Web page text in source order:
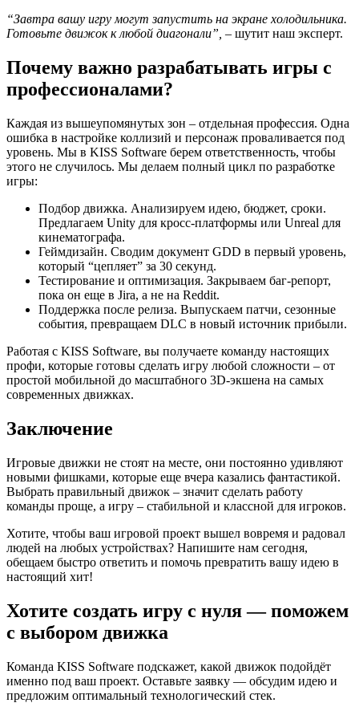
“Завтра вашу игру могут запустить на экране холодильника.
Готовьте движок к любой диагонали”, – шутит наш эксперт.
Почему важно разрабатывать игры с
профессионалами?
Каждая из вышеупомянутых зон – отдельная профессия. Одна
ошибка в настройке коллизий и персонаж проваливается под
уровень. Мы в KISS Software берем ответственность, чтобы
этого не случилось. Мы делаем полный цикл по разработке
игры:
Подбор движка. Анализируем идею, бюджет, сроки.
Предлагаем Unity для кросс-платформы или Unreal для
кинематографа.
Геймдизайн. Сводим документ GDD в первый уровень,
который “цепляет” за 30 секунд.
Тестирование и оптимизация. Закрываем баг-репорт,
пока он еще в Jira, а не на Reddit.
Поддержка после релиза. Выпускаем патчи, сезонные
события, превращаем DLC в новый источник прибыли.
Работая с KISS Software, вы получаете команду настоящих
профи, которые готовы сделать игру любой сложности – от
простой мобильной до масштабного 3D-экшена на самых
современных движках.
Заключение
Игровые движки не стоят на месте, они постоянно удивляют
новыми фишками, которые еще вчера казались фантастикой.
Выбрать правильный движок – значит сделать работу
команды проще, а игру – стабильной и классной для игроков.
Хотите, чтобы ваш игровой проект вышел вовремя и радовал
людей на любых устройствах? Напишите нам сегодня,
обещаем быстро ответить и помочь превратить вашу идею в
настоящий хит!
Хотите создать игру с нуля — поможем
с выбором движка
Команда KISS Software подскажет, какой движок подойдёт
именно под ваш проект. Оставьте заявку — обсудим идею и
предложим оптимальный технологический стек.